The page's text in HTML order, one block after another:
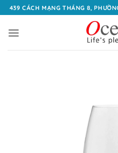
qua
nội
439 CÁCH MẠNG THÁNG 8,